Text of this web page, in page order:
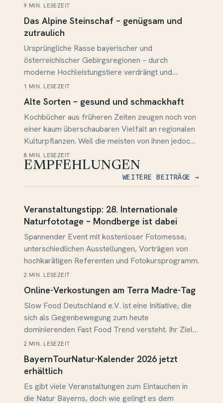
9 MIN. LESEZEIT
Das Alpine Steinschaf – genügsam und
zutraulich
Ursprüngliche Rasse bayerischer und
österreichischer Gebirgsregionen – durch
moderne Hochleistungstiere verdrängt und
beinahe ausgestorben – hohe Qualität von Wolle
und Fleisch wird zunehmend geschätzt - Aufgrund
ihres ruhigen Wesens bestens geeignet für
Tiergestützte Arbeit
1 MIN. LESEZEIT
Alte Sorten – gesund und schmackhaft
Kochbücher aus früheren Zeiten zeugen noch von
einer kaum überschaubaren Vielfalt an regionalen
Kulturpflanzen. Weil die meisten von ihnen jedoch
den heutigen Anforderungen nach normierter
Gleichförmigkeit, Haltbarkeit, gefälligem
Aussehen und einheitlichem Geschmack nicht
mehr entsprachen, verschwanden sie aus den
viele ihrer gesundheitsfördernden Wirkungen.
Die…
8 MIN. LESEZEIT
EMPFEHLUNGEN
WEITERE BEITRÄGE →
Veranstaltungstipp: 28. Internationale
Naturfototage – Mondberge ist dabei
Spannender Event mit kostenloser Fotomesse,
unterschiedlichen Ausstellungen, Vorträgen von
hochkarätigen Referenten und Fotokursprogramm.
2 MIN. LESEZEIT
Online-Verkostungen am Terra Madre-Tag
Slow Food Deutschland e.V. ist eine Initiative, die
sich als Gegenbewegung zum heute
dominierenden Fast Food Trend versteht. Ihr Ziel:
Stets die Herkunft und eine nicht-industrielle
Lebensmittelerzeugung berücksichtigend, sollen
Verbraucher mit Bedacht, Genuss und einem guten
Gewissen der Erde und den Erzeugern gegenüber
konsumieren. Wichtig ist den Gründern und
2 MIN. LESEZEIT
BayernTourNatur-Kalender 2026 jetzt
erhältlich
Es gibt viele Veranstaltungen zum Eintauchen in
die Natur Bayerns, doch wie gelingt es dem